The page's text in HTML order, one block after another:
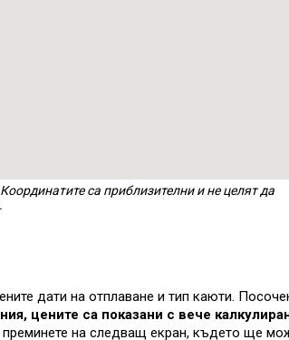
са приблизителни и не целят да
дати на отплаване и тип каюти.
цените са показани с вече
на следващ екран, където ще